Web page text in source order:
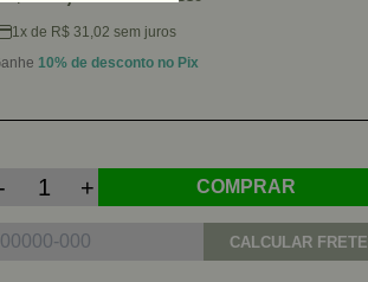
1x de R$ 31,02 sem juros
10% de desconto no Pix
+ COMPRAR
CALCULAR FRETE